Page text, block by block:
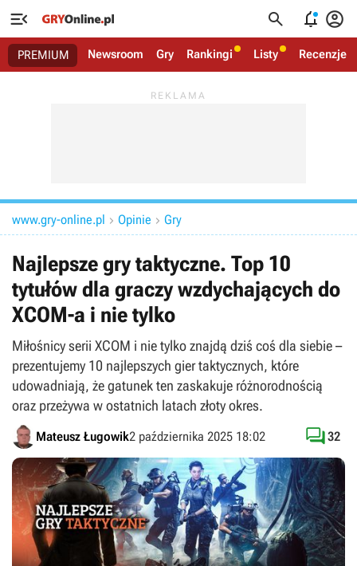
   
PREMIUM Newsroom Gry Rankingi Listy Recenzje
www.gry-online.pl  Opinie  Gry
Najlepsze gry taktyczne. Top 10
tytułów dla graczy wzdychających do
XCOM-a i nie tylko
Miłośnicy serii XCOM i nie tylko znajdą dziś coś dla siebie –
prezentujemy 10 najlepszych gier taktycznych, które
udowadniają, że gatunek ten zaskakuje różnorodnością
oraz przeżywa w ostatnich latach złoty okres.
Mateusz Ługowik2 października 2025 18:02 32